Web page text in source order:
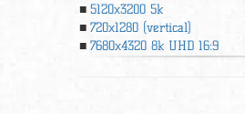
5120x3200 5k
720x1280 (vertical)
7680x4320 8k UHD 16:9